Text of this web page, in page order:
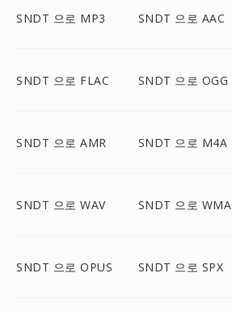
SNDT 으로 MP3 SNDT 으로 AAC
SNDT 으로 FLAC SNDT 으로 OGG
SNDT 으로 AMR SNDT 으로 M4A
SNDT 으로 WAV SNDT 으로 WMA
SNDT 으로 OPUS SNDT 으로 SPX